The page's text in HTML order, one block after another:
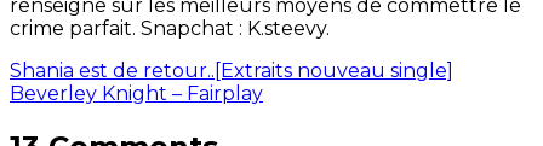
renseigne sur les meilleurs moyens de commettre le
crime parfait. Snapchat : K.steevy.
Shania est de retour..[Extraits nouveau single]
Beverley Knight – Fairplay